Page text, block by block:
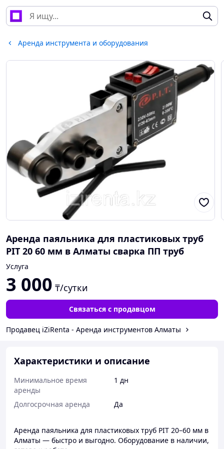
Аренда инструмента и оборудования
Аренда паяльника для пластиковых труб
PIT 20 60 мм в Алматы сварка ПП труб
Услуга
3 000 ₸/сутки
Связаться с продавцом
Продавец iZiRenta - Аренда инструментов Алматы
Характеристики и описание
Минимальное время
аренды
1 дн
Долгосрочная аренда Да
Аренда паяльника для пластиковых труб PIT 20–60 мм в
Алматы — быстро и выгодно. Оборудование в наличии,